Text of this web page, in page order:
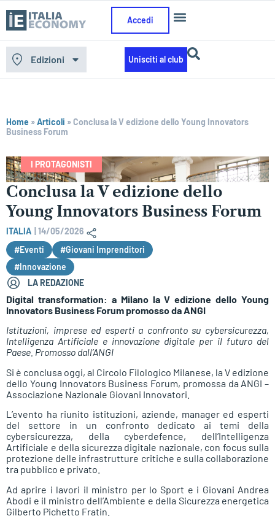
Accedi
Edizioni Unisciti al club
Home »Articoli »Conclusa la V edizione dello Young Innovators
Business Forum
I PROTAGONISTI
Conclusa la V edizione dello
Young Innovators Business Forum
ITALIA
14/05/2026
#Eventi
#Giovani Imprenditori
#Innovazione
LA REDAZIONE
Digital transformation: a Milano la V edizione dello Young
Innovators Business Forum promosso da ANGI
Istituzioni, imprese ed esperti a confronto su cybersicurezza,
Intelligenza Artificiale e innovazione digitale per il futuro del
Paese. Promosso dall’ANGI
Si è conclusa oggi, al Circolo Filologico Milanese, la V edizione
dello Young Innovators Business Forum, promossa da ANGI –
Associazione Nazionale Giovani Innovatori.
L’evento ha riunito istituzioni, aziende, manager ed esperti
del settore in un confronto dedicato ai temi della
cybersicurezza, della cyberdefence, dell’Intelligenza
Artificiale e della sicurezza digitale nazionale, con focus sulla
protezione delle infrastrutture critiche e sulla collaborazione
tra pubblico e privato.
Ad aprire i lavori il ministro per lo Sport e i Giovani Andrea
Abodi e il ministro dell’Ambiente e della Sicurezza energetica
Gilberto Pichetto Fratin.